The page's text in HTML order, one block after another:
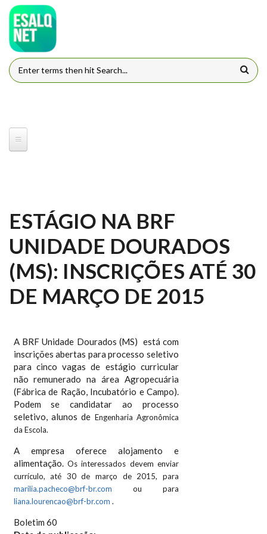
Pular para o conteúdo principal
FORMULÁRIO DE BUSCA
ESTÁGIO NA BRF
UNIDADE DOURADOS
(MS): INSCRIÇÕES ATÉ 30
DE MARÇO DE 2015
A BRF Unidade Dourados (MS) está com
inscrições abertas para processo seletivo
para cinco vagas de estágio curricular
não remunerado na área Agropecuária
(Fábrica de Ração, Incubatório e Campo).
Podem se candidatar ao processo
seletivo, alunos de Engenharia Agronômica
da Escola.
A empresa oferece alojamento e
alimentação. Os interessados devem enviar
currículo, até 30 de março de 2015,para
marilia.pacheco@brf-br.com ou para
liana.lourencao@brf-br.com .
Boletim 60